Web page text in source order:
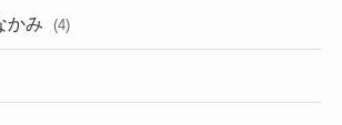
かみ (4)